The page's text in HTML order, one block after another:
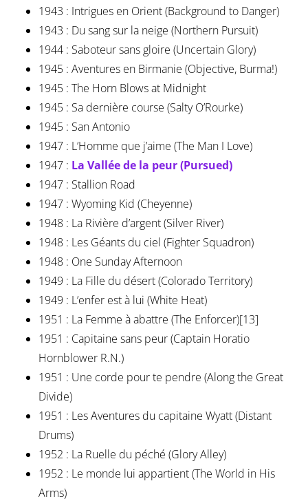
1943 : Intrigues en Orient (Background to Danger)
1943 : Du sang sur la neige (Northern Pursuit)
1944 : Saboteur sans gloire (Uncertain Glory)
1945 : Aventures en Birmanie (Objective, Burma!)
1945 : The Horn Blows at Midnight
1945 : Sa dernière course (Salty O’Rourke)
1945 : San Antonio
1947 : L’Homme que j’aime (The Man I Love)
1947 : La Vallée de la peur (Pursued)
1947 : Stallion Road
1947 : Wyoming Kid (Cheyenne)
1948 : La Rivière d’argent (Silver River)
1948 : Les Géants du ciel (Fighter Squadron)
1948 : One Sunday Afternoon
1949 : La Fille du désert (Colorado Territory)
1949 : L’enfer est à lui (White Heat)
1951 : La Femme à abattre (The Enforcer)[13]
1951 : Capitaine sans peur (Captain Horatio
Hornblower R.N.)
1951 : Une corde pour te pendre (Along the Great
Divide)
1951 : Les Aventures du capitaine Wyatt (Distant
Drums)
1952 : La Ruelle du péché (Glory Alley)
1952 : Le monde lui appartient (The World in His
Arms)